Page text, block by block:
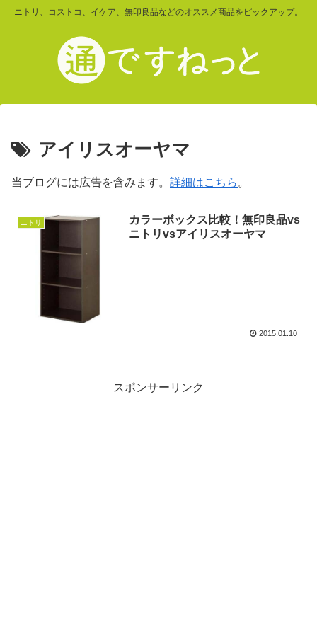
ニトリ、コストコ、イケア、無印良品などのオススメ商品をピックアップ。
アイリスオーヤマ
当ブログには広告を含みます。 詳細はこちら 。
ニトリ
カラーボックス比較！無印良品vs
ニトリvsアイリスオーヤマ
2015.01.10
スポンサーリンク